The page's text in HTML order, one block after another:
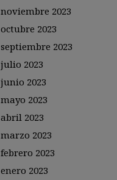
noviembre 2023
octubre 2023
septiembre 2023
julio 2023
junio 2023
mayo 2023
abril 2023
marzo 2023
febrero 2023
enero 2023